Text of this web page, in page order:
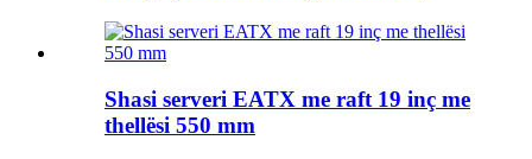
Shasi serveri EATX me raft 19 inç me
thellësi 550 mm